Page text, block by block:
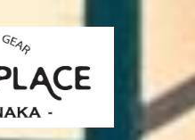
ショップ「ツールプレイ